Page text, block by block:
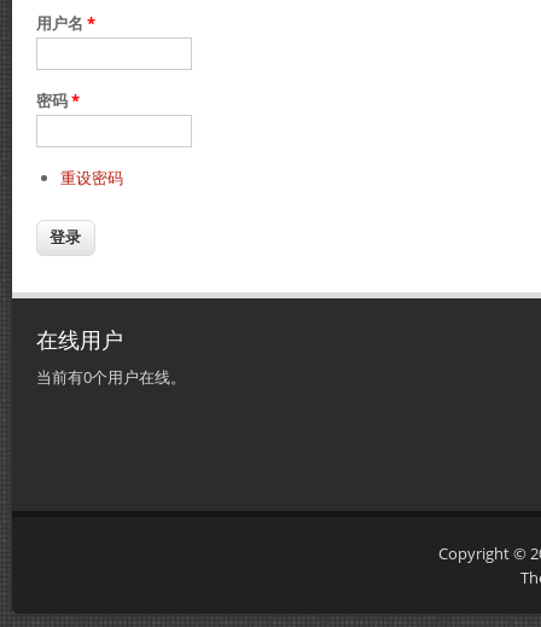
用户名 *
密码*
重设密码
在线用户
当前有0个用户在线。
Copyright ©